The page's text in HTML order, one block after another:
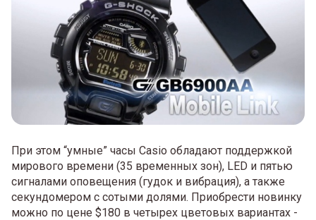
При этом “умные” часы Casio обладают поддержкой
мирового времени (35 временных зон), LED и пятью
сигналами оповещения (гудок и вибрация), а также
секундомером с сотыми долями. Приобрести новинку
можно по цене $180 в четырех цветовых вариантах -